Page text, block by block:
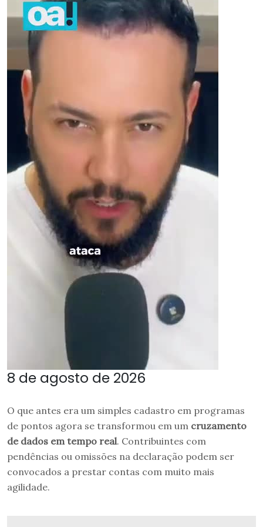
8 de agosto de 2026
O que antes era um simples cadastro em programas
de pontos agora se transformou em um cruzamento
de dados em tempo real. Contribuintes com
pendências ou omissões na declaração podem ser
convocados a prestar contas com muito mais
agilidade.